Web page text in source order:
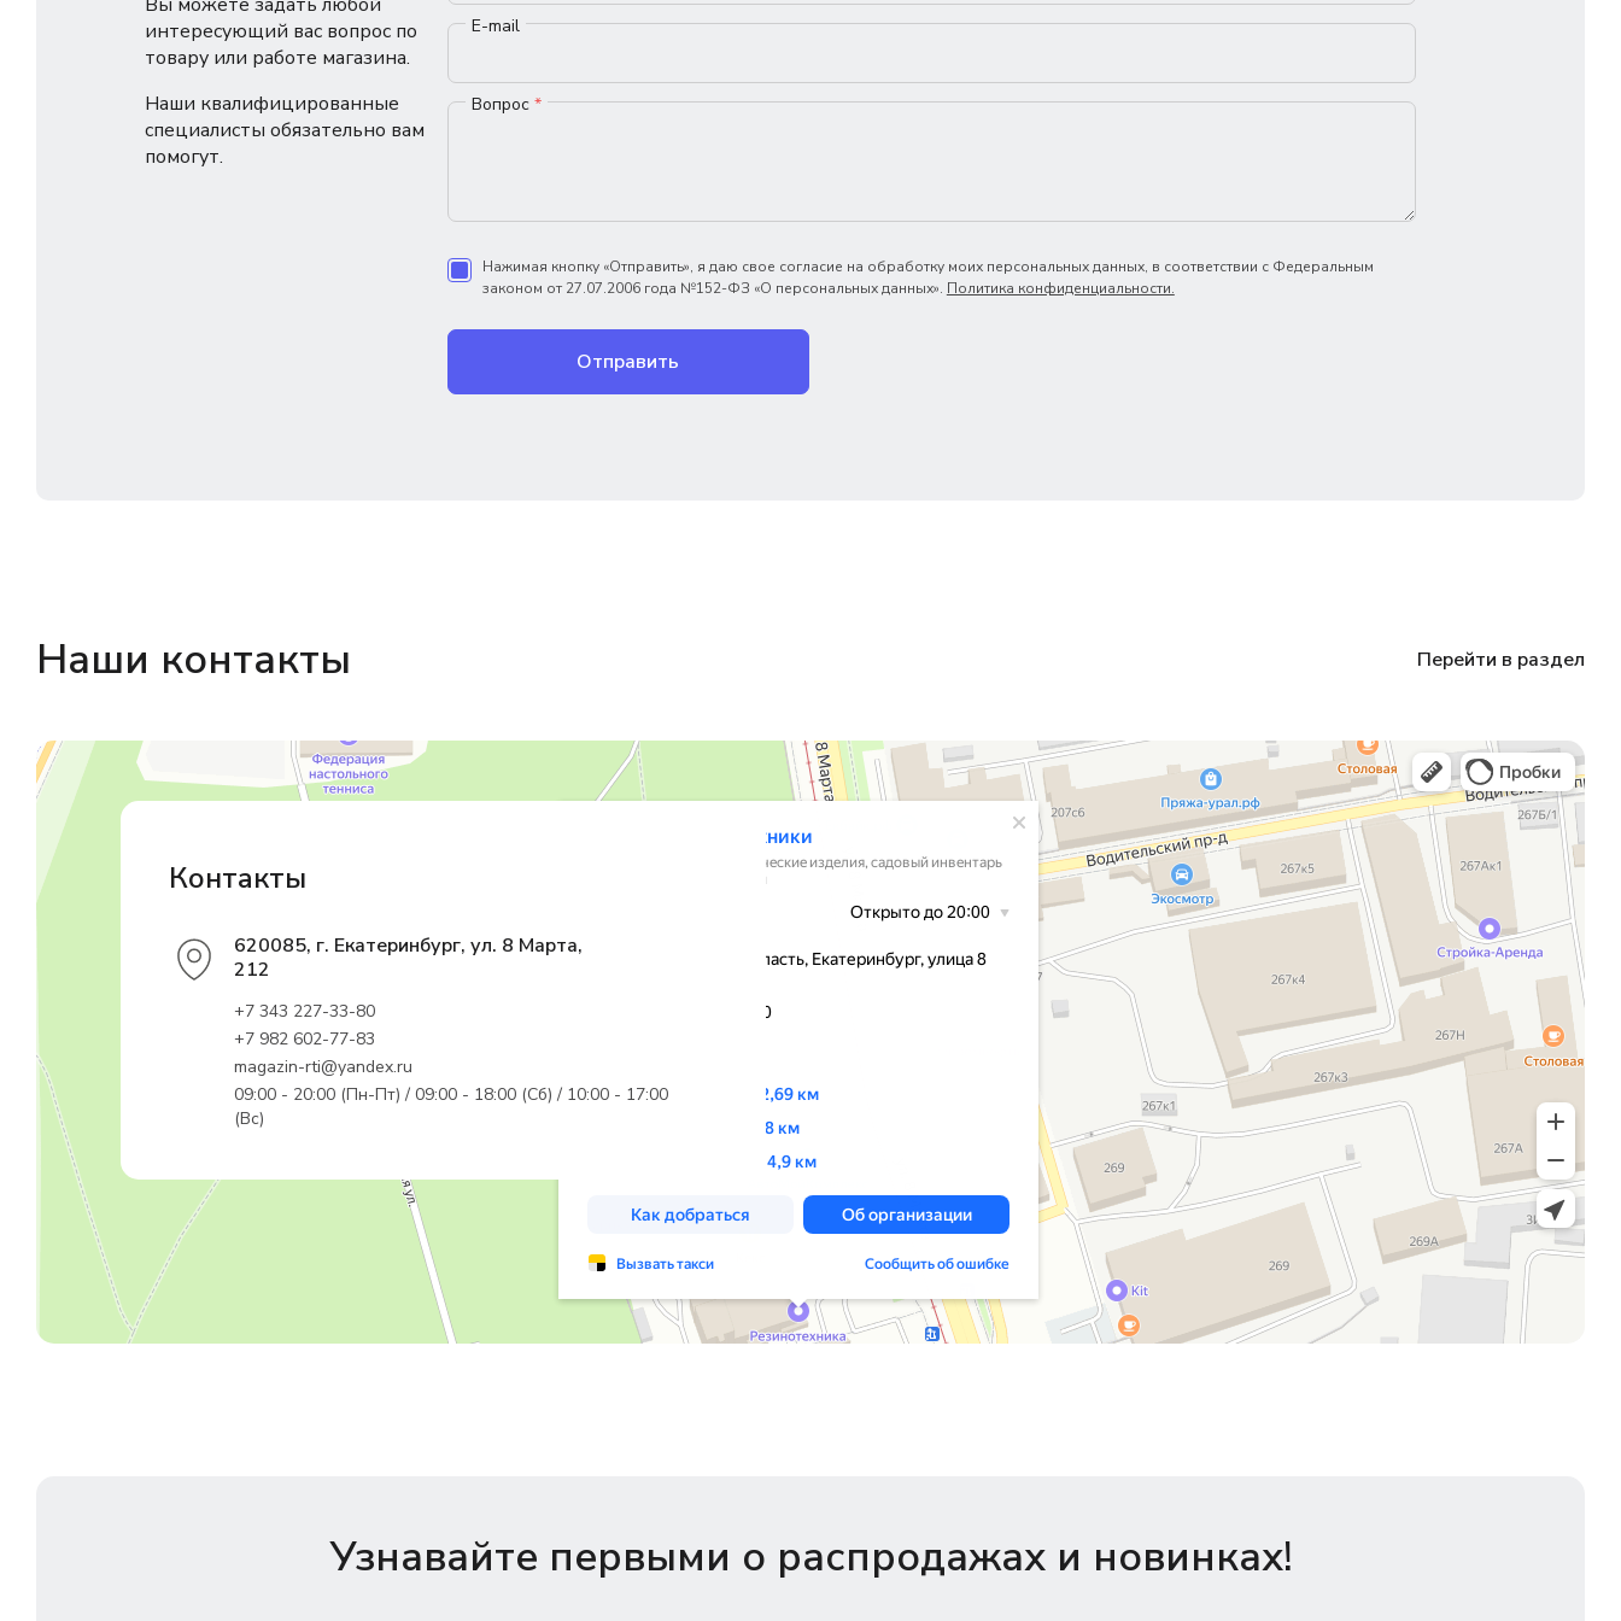
интересующий вас вопрос по
товару или работе магазина.
Наши квалифицированные
специалисты обязательно вам
помогут.
E-mail
Вопрос *
Нажимая кнопку «Отправить», я даю свое согласие на обработку моих персональных данных, в соответствии с Федеральным
законом от 27.07.2006 года №152-ФЗ «О персональных данных». Политика конфиденциальности.
Отправить
Наши контакты Перейти в раздел
Магазин резинотехники
Резиновые и резинотехнические изделия в Екатеринбурге
Садовый инвентарь и техника в Екатеринбурге
Контакты
620085, г. Екатеринбург, ул. 8 Марта,
212
+7 343 227-33-80
+7 982 602-77-83
magazin-rti@yandex.ru
09:00 - 20:00 (Пн-Пт) / 09:00 - 18:00 (Сб) / 10:00 - 17:00
(Вс)
Узнавайте первыми о распродажах и новинках!